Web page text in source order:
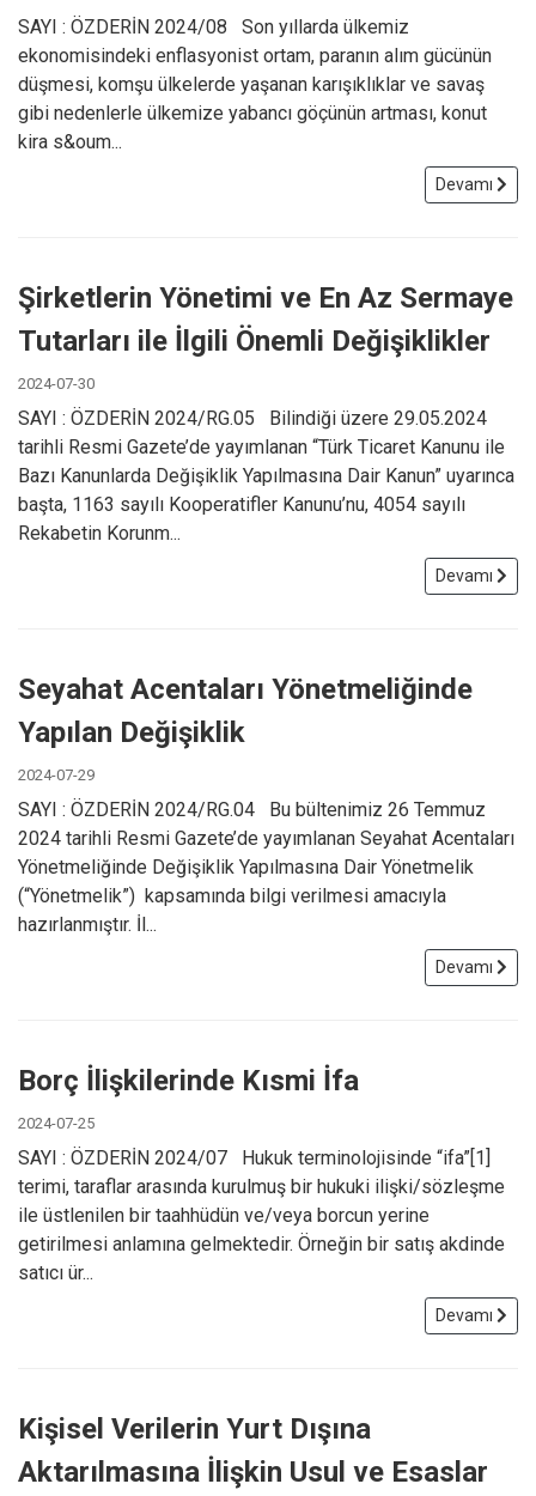
SAYI : ÖZDERİN 2024/08 Son yıllarda ülkemiz
ekonomisindeki enflasyonist ortam, paranın alım gücünün
düşmesi, komşu ülkelerde yaşanan karışıklıklar ve savaş
gibi nedenlerle ülkemize yabancı göçünün artması, konut
kira s&oum...
Devamı
Şirketlerin Yönetimi ve En Az Sermaye
Tutarları ile İlgili Önemli Değişiklikler
2024-07-30
SAYI : ÖZDERİN 2024/RG.05 Bilindiği üzere 29.05.2024
tarihli Resmi Gazete’de yayımlanan “Türk Ticaret Kanunu ile
Bazı Kanunlarda Değişiklik Yapılmasına Dair Kanun” uyarınca
başta, 1163 sayılı Kooperatifler Kanunu’nu, 4054 sayılı
Rekabetin Korunm...
Devamı
Seyahat Acentaları Yönetmeliğinde
Yapılan Değişiklik
2024-07-29
SAYI : ÖZDERİN 2024/RG.04 Bu bültenimiz 26 Temmuz
2024 tarihli Resmi Gazete’de yayımlanan Seyahat Acentaları
Yönetmeliğinde Değişiklik Yapılmasına Dair Yönetmelik
(“Yönetmelik”) kapsamında bilgi verilmesi amacıyla
hazırlanmıştır. İl...
Devamı
Borç İlişkilerinde Kısmi İfa
2024-07-25
SAYI : ÖZDERİN 2024/07 Hukuk terminolojisinde “ifa”[1]
terimi, taraflar arasında kurulmuş bir hukuki ilişki/sözleşme
ile üstlenilen bir taahhüdün ve/veya borcun yerine
getirilmesi anlamına gelmektedir. Örneğin bir satış akdinde
satıcı ür...
Devamı
Kişisel Verilerin Yurt Dışına
Aktarılmasına İlişkin Usul ve Esaslar